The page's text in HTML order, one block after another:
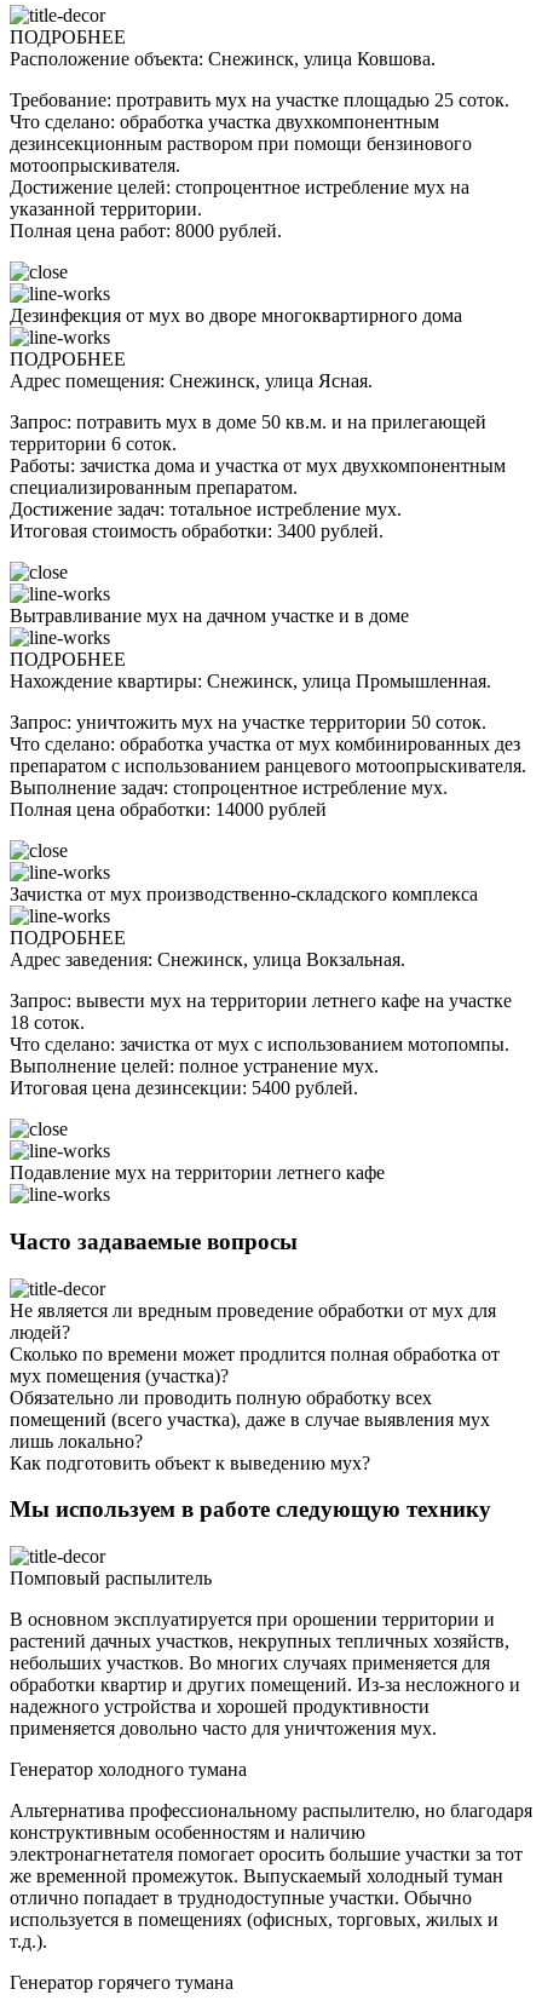
ПОДРОБНЕЕ
Расположение объекта: Снежинск, улица Ковшова.
Требование: протравить мух на участке площадью 25 соток.
Что сделано: обработка участка двухкомпонентным
дезинсекционным раствором при помощи бензинового
мотоопрыскивателя.
Достижение целей: стопроцентное истребление мух на
указанной территории.
Полная цена работ: 8000 рублей.
Дезинфекция от мух во дворе многоквартирного дома
ПОДРОБНЕЕ
Адрес помещения: Снежинск, улица Ясная.
Запрос: потравить мух в доме 50 кв.м. и на прилегающей
территории 6 соток.
Работы: зачистка дома и участка от мух двухкомпонентным
специализированным препаратом.
Достижение задач: тотальное истребление мух.
Итоговая стоимость обработки: 3400 рублей.
Вытравливание мух на дачном участке и в доме
ПОДРОБНЕЕ
Нахождение квартиры: Снежинск, улица Промышленная.
Запрос: уничтожить мух на участке территории 50 соток.
Что сделано: обработка участка от мух комбинированных дез
препаратом с использованием ранцевого мотоопрыскивателя.
Выполнение задач: стопроцентное истребление мух.
Полная цена обработки: 14000 рублей
Зачистка от мух производственно-складского комплекса
ПОДРОБНЕЕ
Адрес заведения: Снежинск, улица Вокзальная.
Запрос: вывести мух на территории летнего кафе на участке
18 соток.
Что сделано: зачистка от мух с использованием мотопомпы.
Выполнение целей: полное устранение мух.
Итоговая цена дезинсекции: 5400 рублей.
Подавление мух на территории летнего кафе
Часто задаваемые вопросы
Не является ли вредным проведение обработки от мух для
людей?
Сколько по времени может продлится полная обработка от
мух помещения (участка)?
Обязательно ли проводить полную обработку всех
помещений (всего участка), даже в случае выявления мух
лишь локально?
Как подготовить объект к выведению мух?
Мы используем в работе следующую технику
Помповый распылитель
В основном эксплуатируется при орошении территории и
растений дачных участков, некрупных тепличных хозяйств,
небольших участков. Во многих случаях применяется для
обработки квартир и других помещений. Из-за несложного и
надежного устройства и хорошей продуктивности
применяется довольно часто для уничтожения мух.
Генератор холодного тумана
Альтернатива профессиональному распылителю, но благодаря
конструктивным особенностям и наличию
электронагнетателя помогает оросить большие участки за тот
же временной промежуток. Выпускаемый холодный туман
отлично попадает в труднодоступные участки. Обычно
используется в помещениях (офисных, торговых, жилых и
т.д.).
Генератор горячего тумана